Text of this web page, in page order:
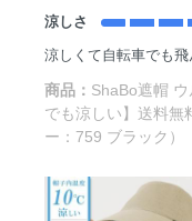
涼しさ
涼しくて自転車でも飛
商品： ShaBo遮帽
でも涼しい】送料無
ー：759 ブラック）